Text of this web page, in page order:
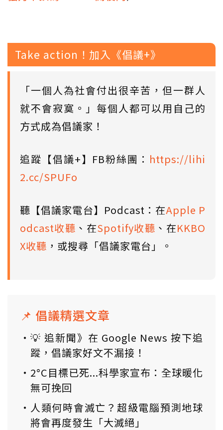
Take action！加入《倡議+》
「一個人為社會付出很辛苦，但一群人
就不會寂寞。」每個人都可以用自己的
方式成為倡議家！
追蹤【倡議+】FB粉絲團： https://lihi
2.cc/SPUFo
聽【倡議家電台】Podcast：在Apple P
odcast收聽 、在Spotify收聽 、在KKBO
X收聽 ，或搜尋「倡議家電台」。
📌 倡議精選文章
💡 追新聞》在 Google News 按下追
蹤，倡議家好文不漏接！
2°C目標已死...科學家宣布：全球暖化
無可挽回
人類何時會滅亡？超級電腦預測地球
將會再度發生「大滅絕」